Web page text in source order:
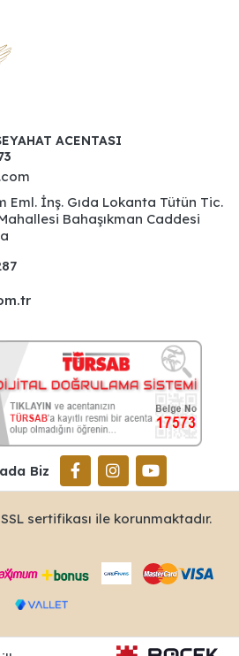
ACENTASI
Eml. İnş. Gıda Lokanta Tütün Tic.
Bahaşıkman Caddesi
Biz
sertifikası ile korunmaktadır.